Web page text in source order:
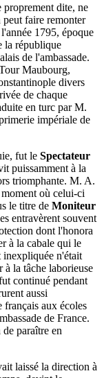
proprement dite, ne
peut faire remonter
1795, époque
la république
de l'ambassade.
Maubourg,
divers
de chaque
en turc par M.
impériale de
fut le Spectateur
puissamment à la
triomphante. M. A.
où celui-ci
le titre de Moniteur
entravèrent souvent
dont l'honora
à la cabale qui le
n'était
à la tâche laborieuse
continué pendant
aussi
aux écoles
de France.
de paraître en
laissé la direction à